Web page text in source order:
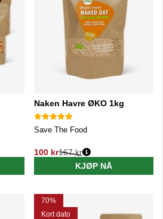
Naken Havre ØKO 1kg
Save The Food
100 kr
Vanlig pris:
167 kr
KJØP NÅ
70%
Kort dato